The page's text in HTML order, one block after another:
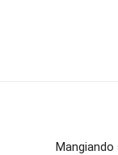
Mangiando